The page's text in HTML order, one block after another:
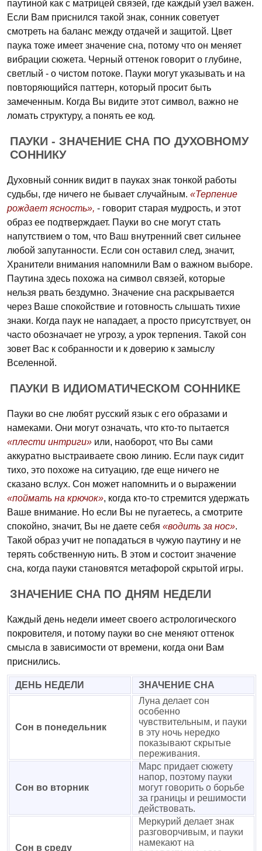
паутиной как с матрицей связей, где каждый узел важен.
Если Вам приснился такой знак, сонник советует
смотреть на баланс между отдачей и защитой. Цвет
паука тоже имеет значение сна, потому что он меняет
вибрации сюжета. Черный оттенок говорит о глубине,
светлый - о чистом потоке. Пауки могут указывать и на
повторяющийся паттерн, который просит быть
замеченным. Когда Вы видите этот символ, важно не
ломать структуру, а понять ее код.
ПАУКИ - ЗНАЧЕНИЕ СНА ПО ДУХОВНОМУ
СОННИКУ
Духовный сонник видит в пауках знак тонкой работы
судьбы, где ничего не бывает случайным. «Терпение
рождает ясность», - говорит старая мудрость, и этот
образ ее подтверждает. Пауки во сне могут стать
напутствием о том, что Ваш внутренний свет сильнее
любой запутанности. Если сон оставил след, значит,
Хранители внимания напомнили Вам о важном выборе.
Паутина здесь похожа на символ связей, которые
нельзя рвать бездумно. Значение сна раскрывается
через Ваше спокойствие и готовность слышать тихие
знаки. Когда паук не нападает, а просто присутствует, он
часто обозначает не угрозу, а урок терпения. Такой сон
зовет Вас к собранности и к доверию к замыслу
Вселенной.
ПАУКИ В ИДИОМАТИЧЕСКОМ СОННИКЕ
Пауки во сне любят русский язык с его образами и
намеками. Они могут означать, что кто-то пытается
«плести интриги» или, наоборот, что Вы сами
аккуратно выстраиваете свою линию. Если паук сидит
тихо, это похоже на ситуацию, где еще ничего не
сказано вслух. Сон может напомнить и о выражении
«поймать на крючок», когда кто-то стремится удержать
Ваше внимание. Но если Вы не пугаетесь, а смотрите
спокойно, значит, Вы не даете себя «водить за нос».
Такой образ учит не попадаться в чужую паутину и не
терять собственную нить. В этом и состоит значение
сна, когда пауки становятся метафорой скрытой игры.
ЗНАЧЕНИЕ СНА ПО ДНЯМ НЕДЕЛИ
Каждый день недели имеет своего астрологического
покровителя, и потому пауки во сне меняют оттенок
смысла в зависимости от времени, когда они Вам
приснились.
ДЕНЬ НЕДЕЛИ ЗНАЧЕНИЕ СНА
Сон в понедельник
Луна делает сон
особенно
чувствительным, и пауки
в эту ночь нередко
показывают скрытые
переживания.
Сон во вторник
Марс придает сюжету
напор, поэтому пауки
могут говорить о борьбе
за границы и решимости
действовать.
Сон в среду
Меркурий делает знак
разговорчивым, и пауки
намекают на